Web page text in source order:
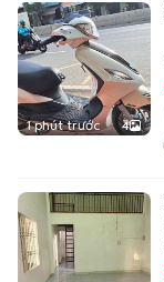
1 phút trước 4